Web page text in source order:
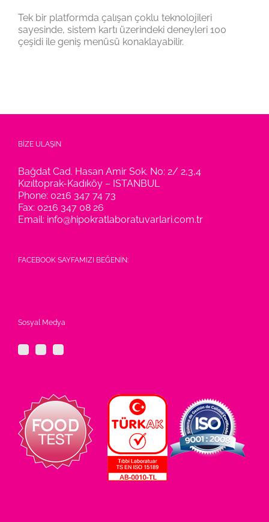
Tek bir platformda çalışan çoklu teknolojileri
sayesinde, sistem kartı üzerindeki deneyleri 100
çeşidi ile geniş menüsü konaklayabilir.
BİZE ULAŞIN
Bağdat Cad. Hasan Amir Sok. No: 2/ 2,3,4
Kızıltoprak-Kadıköy – ISTANBUL
Phone: 0216 347 74 73
Fax: 0216 347 08 26
Email: info@hipokratlaboratuvarlari.com.tr
FACEBOOK SAYFAMIZI BEĞENİN:
Sosyal Medya